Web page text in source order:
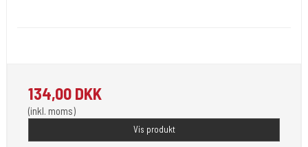
134,00 DKK
(inkl. moms)
Vis produkt